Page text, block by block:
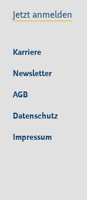
Jetzt anmelden
Karriere
Newsletter
AGB
Datenschutz
Impressum